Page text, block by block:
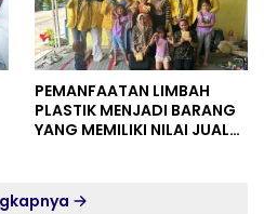
PEMANFAATAN LIMBAH
PLASTIK MENJADI BARANG
YANG MEMILIKI NILAI JUAL